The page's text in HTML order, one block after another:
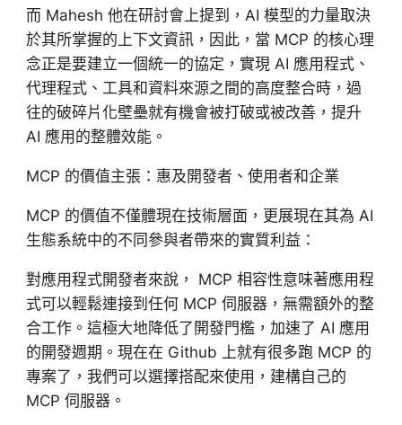
而 Mahesh 他在研討會上提到，AI 模型的力量取決
於其所掌握的上下文資訊，因此，當 MCP 的核心理
念正是要建立一個統一的協定，實現 AI 應用程式、
代理程式、工具和資料來源之間的高度整合時，過
往的破碎片化壁壘就有機會被打破或被改善，提升
AI 應用的整體效能。
MCP 的價值主張：惠及開發者、使用者和企業
MCP 的價值不僅體現在技術層面，更展現在其為 AI
生態系統中的不同參與者帶來的實質利益：
對應用程式開發者來說， MCP 相容性意味著應用程
式可以輕鬆連接到任何 MCP 伺服器，無需額外的整
合工作。這極大地降低了開發門檻，加速了 AI 應用
的開發週期。現在在 Github 上就有很多跑 MCP 的
專案了，我們可以選擇搭配來使用，建構自己的
MCP 伺服器。